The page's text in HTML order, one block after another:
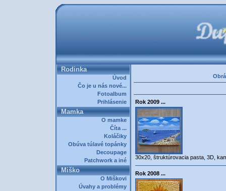
Rodinka
Úvod
Čo je u nás nové...
Fotoalbum
Prihlásenie
Mamka
O mamke
Číta ...
Koláčiky
Obúva túlavé topánky
Decoupage
Patchwork a iné
Miško
O Miškovi
Úvahy a problémy
Rok 2009 ...
30x20, štruktúrovacia pasta, 3D,
Rok 2008 ...